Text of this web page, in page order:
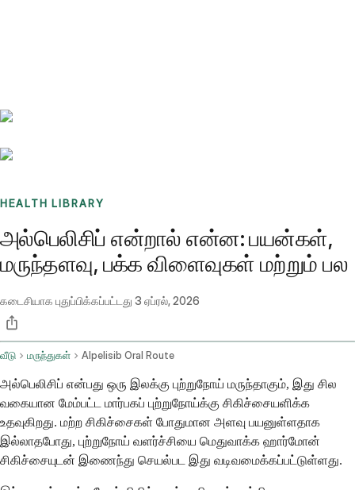
HEALTH LIBRARY
அல்பெலிசிப் என்றால் என்ன: பயன்கள்,
மருந்தளவு, பக்க விளைவுகள் மற்றும் பல
கடைசியாக புதுப்பிக்கப்பட்டது 3 ஏப்ரல், 2026
வீடு மருந்துகள் Alpelisib Oral Route
அல்பெலிசிப் என்பது ஒரு இலக்கு புற்றுநோய் மருந்தாகும், இது சில
வகையான மேம்பட்ட மார்பகப் புற்றுநோய்க்கு சிகிச்சையளிக்க
உதவுகிறது. மற்ற சிகிச்சைகள் போதுமான அளவு பயனுள்ளதாக
இல்லாதபோது, ​​புற்றுநோய் வளர்ச்சியை மெதுவாக்க ஹார்மோன்
சிகிச்சையுடன் இணைந்து செயல்பட இது வடிவமைக்கப்பட்டுள்ளது.